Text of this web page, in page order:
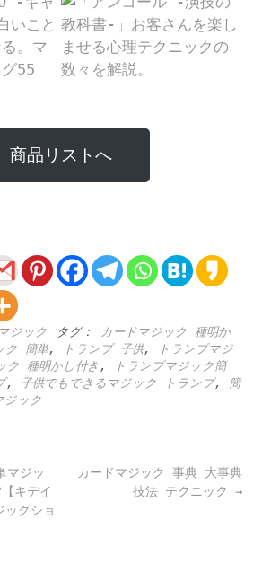
商品リストへ
ジック タグ：
カードマジック 種明か
ク 簡単, トランプ 子供,
トランプマジ
ク 種明かし付き ,
トランプマジック簡
, 子供でもできるマジック トランプ, 簡
ジック
カードマジック 事典 大事典
技法 テクニック →
マジッ
キデイ
ックショ